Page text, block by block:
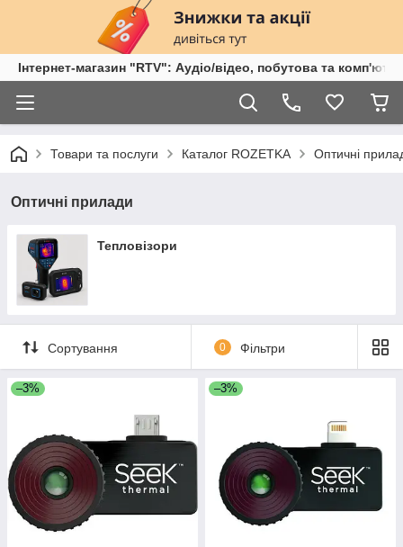
Інтернет-магазин "RTV": Аудіо/відео, побутова та
Товари та послуги Каталог ROZETKA Оптичні
Оптичні прилади
Тепловізори
Сортування 0 Фільтри
–3% –3%